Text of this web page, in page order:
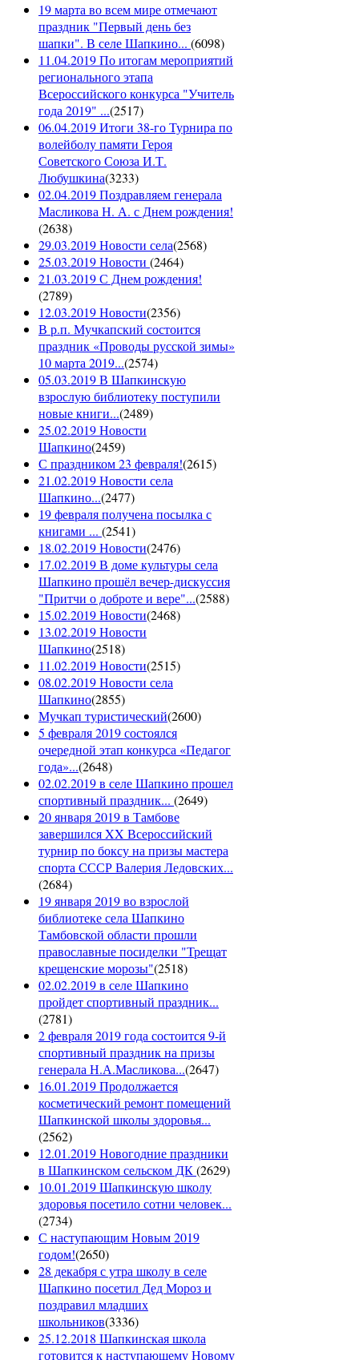
19 марта во всем мире отмечают
праздник "Первый день без
шапки". В селе Шапкино... (6098)
11.04.2019 По итогам мероприятий
регионального этапа
Всероссийского конкурса "Учитель
года 2019" ...(2517)
06.04.2019 Итоги 38-го Турнира по
волейболу памяти Героя
Советского Союза И.Т.
Любушкина(3233)
02.04.2019 Поздравляем генерала
Масликова Н. А. с Днем рождения!
(2638)
29.03.2019 Новости села(2568)
25.03.2019 Новости (2464)
21.03.2019 С Днем рождения!
(2789)
12.03.2019 Новости(2356)
В р.п. Мучкапский состоится
праздник «Проводы русской зимы»
10 марта 2019...(2574)
05.03.2019 В Шапкинскую
взрослую библиотеку поступили
новые книги...(2489)
25.02.2019 Новости
Шапкино(2459)
С праздником 23 февраля!(2615)
21.02.2019 Новости села
Шапкино...(2477)
19 февраля получена посылка с
книгами ... (2541)
18.02.2019 Новости(2476)
17.02.2019 В доме культуры села
Шапкино прошёл вечер-дискуссия
"Притчи о доброте и вере"...(2588)
15.02.2019 Новости(2468)
13.02.2019 Новости
Шапкино(2518)
11.02.2019 Новости(2515)
08.02.2019 Новости села
Шапкино(2855)
Мучкап туристический(2600)
5 февраля 2019 состоялся
очередной этап конкурса «Педагог
года»...(2648)
02.02.2019 в селе Шапкино прошел
спортивный праздник... (2649)
20 января 2019 в Тамбове
завершился XX Всероссийский
турнир по боксу на призы мастера
спорта СССР Валерия Ледовских...
(2684)
19 января 2019 во взрослой
библиотеке села Шапкино
Тамбовской области прошли
православные посиделки "Трещат
крещенские морозы"(2518)
02.02.2019 в селе Шапкино
пройдет спортивный праздник...
(2781)
2 февраля 2019 года состоится 9-й
спортивный праздник на призы
генерала Н.А.Масликова...(2647)
16.01.2019 Продолжается
косметический ремонт помещений
Шапкинской школы здоровья...
(2562)
12.01.2019 Новогодние праздники
в Шапкинском сельском ДК(2629)
10.01.2019 Шапкинскую школу
здоровья посетило сотни человек...
(2734)
С наступающим Новым 2019
годом!(2650)
28 декабря с утра школу в селе
Шапкино посетил Дед Мороз и
поздравил младших
школьников(3336)
25.12.2018 Шапкинская школа
готовится к наступающему Новому